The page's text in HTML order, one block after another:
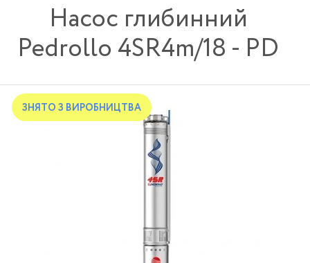
Насос глибинний
Pedrollo 4SR4m/18 - PD
ЗНЯТО З ВИРОБНИЦТВА